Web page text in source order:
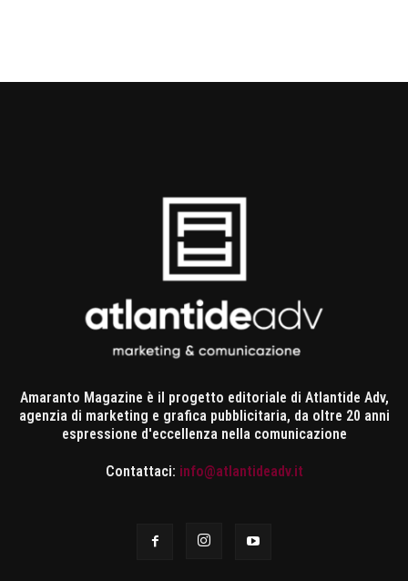
Amaranto Magazine è il progetto editoriale di Atlantide Adv,
agenzia di marketing e grafica pubblicitaria, da oltre 20 anni
espressione d'eccellenza nella comunicazione
Contattaci: info@atlantideadv.it